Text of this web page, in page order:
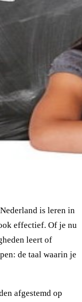
is leren in
effectief. Of je nu
leert of
de taal waarin je
afgestemd op